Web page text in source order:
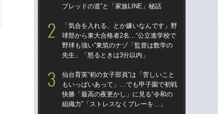
ブレッドの道”と「家族LINE」秘話
「気合を入れる、とか嫌いなんです」野
球部から東大合格者2名…“公立進学校で
野球も強い”東筑のナゾ「監督は数学の
先生」「怒るときは3分以内」
仙台育英“初の女子部員”は「苦しいこと
もいっぱいあって」…でも甲子園で初戦
快勝「最高の夜更かし」に見る“令和の
組織力”「ストレスなくプレーを…」